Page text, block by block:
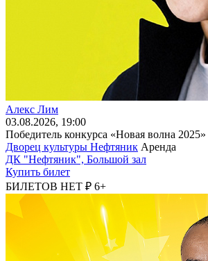
Алекс Лим
03.08.2026, 19:00
Победитель конкурса «Новая волна
Дворец культуры Нефтяник Аренда
ДК "Нефтяник", Большой зал
Купить билет
БИЛЕТОВ НЕТ ₽ 6+